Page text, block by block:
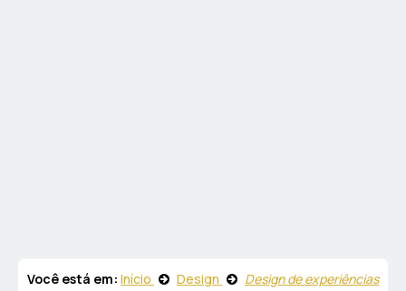
Você está em: Início Design
Design de experiências